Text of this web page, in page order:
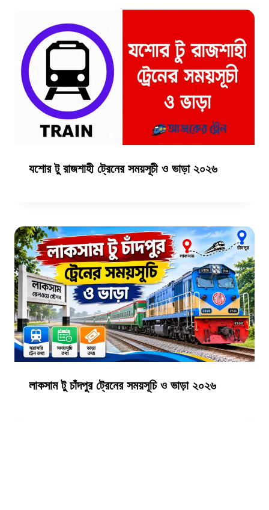
যশোর টু রাজশাহী ট্রেনের সময়সূচী ও ভাড়া ২০২৬
লাকসাম টু চাঁদপুর ট্রেনের সময়সূচি ও ভাড়া ২০২৬